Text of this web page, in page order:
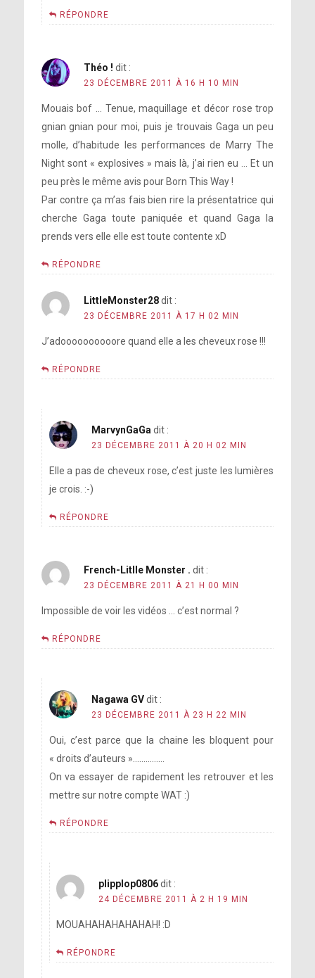
RÉPONDRE
Théo ! dit :
23 DÉCEMBRE 2011 À 16 H 10 MIN
Mouais bof … Tenue, maquillage et décor rose trop
gnian gnian pour moi, puis je trouvais Gaga un peu
molle, d’habitude les performances de Marry The
Night sont « explosives » mais là, j’ai rien eu … Et un
peu près le même avis pour Born This Way !
Par contre ça m’as fais bien rire la présentatrice qui
cherche Gaga toute paniquée et quand Gaga la
prends vers elle elle est toute contente xD
RÉPONDRE
LittleMonster28 dit :
23 DÉCEMBRE 2011 À 17 H 02 MIN
J’adoooooooooore quand elle a les cheveux rose !!!
RÉPONDRE
MarvynGaGa dit :
23 DÉCEMBRE 2011 À 20 H 02 MIN
Elle a pas de cheveux rose, c’est juste les lumières
je crois. :-)
RÉPONDRE
French-Litlle Monster . dit :
23 DÉCEMBRE 2011 À 21 H 00 MIN
Impossible de voir les vidéos … c’est normal ?
RÉPONDRE
Nagawa GV dit :
23 DÉCEMBRE 2011 À 23 H 22 MIN
Oui, c’est parce que la chaine les bloquent pour
« droits d’auteurs »……………
On va essayer de rapidement les retrouver et les
mettre sur notre compte WAT :)
RÉPONDRE
plipplop0806dit :
24 DÉCEMBRE 2011 À 2 H 19 MIN
MOUAHAHAHAHAHAH! :D
RÉPONDRE